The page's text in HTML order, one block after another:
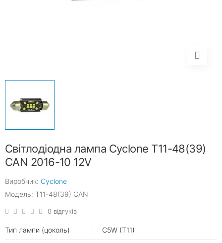
Світлодіодна лампа Cyclone T11-48(39)
CAN 2016-10 12V
Виробник: Cyclone
Модель: T11-48(39) CAN
0 відгуків
Тип лампи (цоколь) C5W (T11)